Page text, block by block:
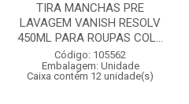
TIRA MANCHAS PRE
LAVAGEM VANISH RESOLV
450ML PARA ROUPAS COL...
Código: 105562
Embalagem: Unidade
Caixa contém 12 unidade(s)